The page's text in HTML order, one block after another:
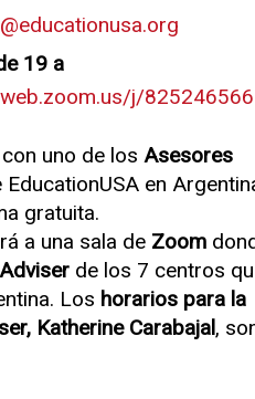
19 a
j/
uno de los Asesores
EducationUSA en
gratuita.
a una sala de Zoom
Adviser de los 7 centros
Los horarios para la
Katherine Carabajal,